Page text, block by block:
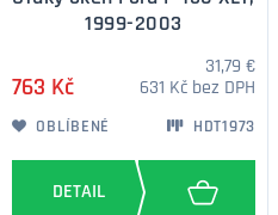
1999-2003
763 Kč
31,79 €
631 Kč bez DPH
OBLÍBENÉ HDT1973